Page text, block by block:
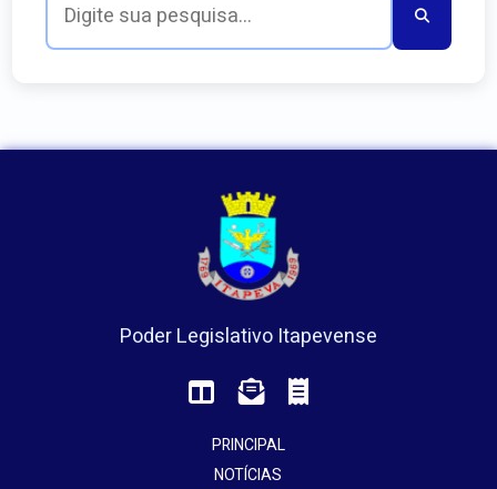
Poder Legislativo Itapevense
PRINCIPAL
NOTÍCIAS